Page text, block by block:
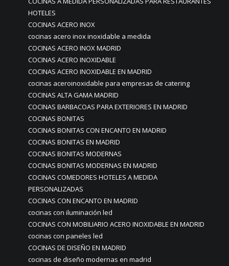
HOTELES
COCINAS ACERO INOX
cocinas acero inox inoxidable a medida
COCINAS ACERO INOX MADRID
COCINAS ACERO INOXIDABLE
COCINAS ACERO INOXIDABLE EN MADRID
cocinas aceroinoxidable para empresas de catering
COCINAS ALTA GAMA MADRID
COCINAS BARBACOAS PARA EXTERIORES EN MADRID
COCINAS BONITAS
COCINAS BONITAS CON ENCANTO EN MADRID
COCINAS BONITAS EN MADRID
COCINAS BONITAS MODERNAS
COCINAS BONITAS MODERNAS EN MADRID
COCINAS COMEDORES HOTELES A MEDIDA
PERSONALIZADAS
COCINAS CON ENCANTO EN MADRID
cocinas con iluminación led
COCINAS CON MOBILIARIO ACERO INOXIDABLE EN MADRID
cocinas con paneles led
COCINAS DE DISEÑO EN MADRID
cocinas de diseño modernas en madrid